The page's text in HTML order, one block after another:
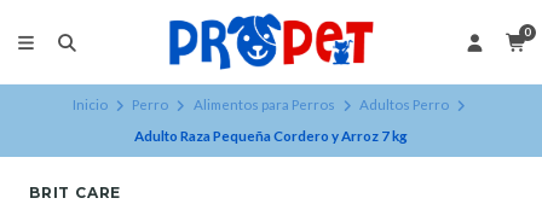
0
Inicio Perro Alimentos para Perros
Adultos Perro
Adulto Raza Pequeña Cordero y Arroz 7 kg
BRIT CARE